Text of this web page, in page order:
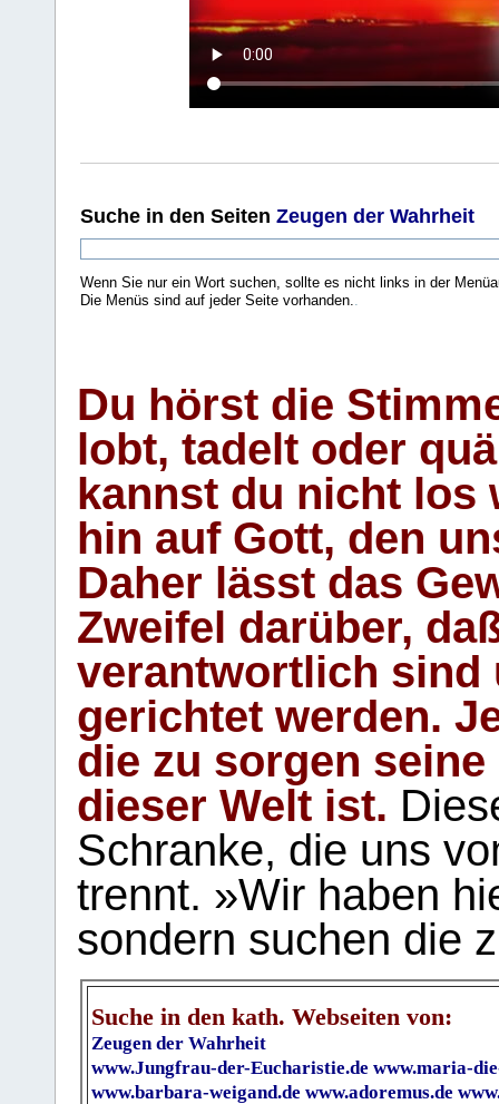
Suche in den Seiten Zeugen der Wahrheit
Wenn Sie nur ein Wort suchen, sollte es nicht links in der
Die Menüs sind auf jeder Seite vorhanden..
Du hörst die
lobt, tadelt oder
kannst du nicht los
hin auf Gott, den
Daher lässt das
Zweifel darüber,
verantwortlich sind
gerichtet werden.
die zu sorgen
dieser Welt ist.
Schranke, die uns
trennt. »Wir haben
sondern suchen die
Suche in den kath. Webseiten von:
Zeugen der Wahrheit
www.Jungfrau-der-Eucharistie.de www.maria-
www.barbara-weigand.de www.adoremus.de